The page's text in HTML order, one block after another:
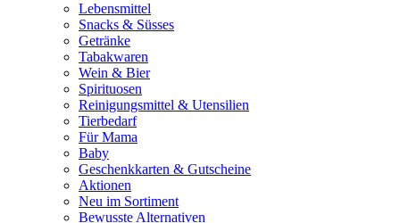
Lebensmittel
Snacks & Süsses
Getränke
Tabakwaren
Wein & Bier
Spirituosen
Reinigungsmittel & Utensilien
Tierbedarf
Für Mama
Baby
Geschenkkarten & Gutscheine
Aktionen
Neu im Sortiment
Bewusste Alternativen